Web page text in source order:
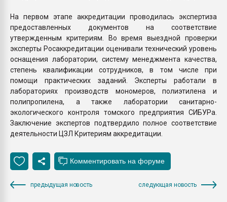
На первом этапе аккредитации проводилась экспертиза
предоставленных документов на соответствие
утвержденным критериям. Во время выездной проверки
эксперты Росаккредитации оценивали технический уровень
оснащения лаборатории, систему менеджмента качества,
степень квалификации сотрудников, в том числе при
помощи практических заданий. Эксперты работали в
лабораториях производств мономеров, полиэтилена и
полипропилена, а также лаборатории санитарно-
экологического контроля томского предприятия СИБУРа.
Заключение экспертов подтвердило полное соответствие
деятельности ЦЗЛ Критериям аккредитации.
предыдущая новость следующая новость